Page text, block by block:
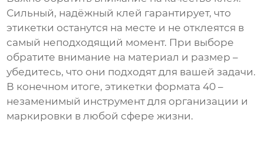
Сильный, надёжный клей гарантирует, что
этикетки останутся на месте и не отклеятся в
самый неподходящий момент. При выборе
обратите внимание на материал и размер –
убедитесь, что они подходят для вашей задачи.
В конечном итоге, этикетки формата 40 –
незаменимый инструмент для организации и
маркировки в любой сфере жизни.